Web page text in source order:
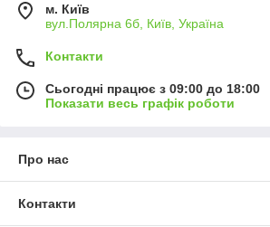
м. Київ
вул.Полярна 6б, Київ, Україна
Контакти
Сьогодні працює з 09:00 до 18:00
Показати весь графік роботи
Про нас
Контакти